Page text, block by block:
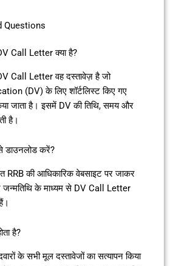
Questions
Call Letter क्या है?
Call Letter वह दस्तावेज़ है जो
(DV) के लिए शॉर्टलिस्ट किए गए
जाता है। इसमें DV की तिथि, समय और
है।
करें?
RRB की आधिकारिक वेबसाइट पर जाकर
के माध्यम से DV Call Letter
है?
के सभी मूल दस्तावेजों का सत्यापन किया